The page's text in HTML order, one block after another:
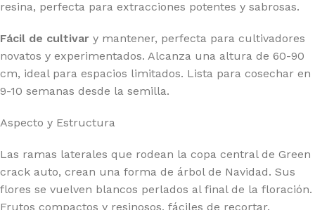
resina, perfecta para extracciones potentes y sabrosas.
Fácil de cultivar y mantener, perfecta para cultivadores
novatos y experimentados. Alcanza una altura de 60-90
cm, ideal para espacios limitados. Lista para cosechar en
9-10 semanas desde la semilla.
Aspecto y Estructura
Las ramas laterales que rodean la copa central de Green
crack auto, crean una forma de árbol de Navidad. Sus
flores se vuelven blancos perlados al final de la floración.
Frutos compactos y resinosos, fáciles de recortar.